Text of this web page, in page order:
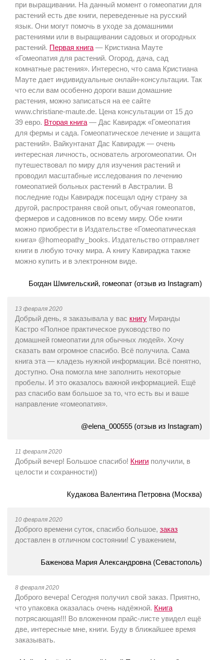
при выращивании. На данный момент о гомеопатии для
растений есть две книги, переведенные на русский
язык. Они могут помочь в уходе за домашними
растениями или в выращивании садовых и огородных
растений. Первая книга — Кристиана Мауте
«Гомеопатия для растений. Огород, дача, сад
комнатные растения». Интересно, что сама Кристиана
Мауте дает индивидуальные онлайн-консультации. Так
что если вам особенно дороги ваши домашние
растения, можно записаться на ее сайте
www.сhristiane-maute.de. Цена консультации от 15 до
39 евро. Вторая книга — Дас Кавирадж «Гомеопатия
для фермы и сада. Гомеопатическое лечение и защита
растений». Вайкунтанат Дас Кавирадж — очень
интересная личность, основатель агрогомеопатии. Он
путешествовал по миру для изучения растений и
проводил масштабные исследования по лечению
гомеопатией больных растений в Австралии. В
последние годы Кавирадж посещал одну страну за
другой, распространяя свой опыт, обучая гомеопатов,
фермеров и садовников по всему миру. Обе книги
можно приобрести в Издательстве «Гомеопатическая
книга» @homeopathy_books. Издательство отправляет
книги в любую точку мира. А книгу Кавираджа также
можно купить и в электронном виде.
Богдан Шмигельский, гомеопат (отзыв из Instagram)
13 февраля 2020
Добрый день, я заказывала у вас книгу Миранды
Кастро «Полное практическое руководство по
домашней гомеопатии для обычных людей». Хочу
сказать вам огромное спасибо. Всё получила. Сама
книга эта — кладезь нужной информации. Всё понятно,
доступно. Она помогла мне заполнить некоторые
пробелы. И это оказалось важной информацией. Ещё
раз спасибо вам большое за то, что есть вы и ваше
направление «гомеопатия».
@elena_000555 (отзыв из Instagram)
11 февраля 2020
Добрый вечер! Большое спасибо! Книги получили, в
целости и сохранности))
Кудакова Валентина Петровна (Москва)
10 февраля 2020
Доброго времени суток, спасибо большое, заказ
доставлен в отличном состоянии! С уважением,
Баженова Мария Александровна (Севастополь)
8 февраля 2020
Доброго вечера! Сегодня получил свой заказ. Приятно,
что упаковка оказалась очень надёжной. Книга
потрясающая!!! Во вложенном прайс-листе увидел ещё
две, интересные мне, книги. Буду в ближайшее время
заказывать.